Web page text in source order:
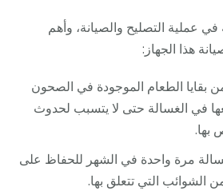
عملية التصليح والصيانة، وأهم
هذا الجهاز:
بقايا الطعام الموجودة في الصحون
في الغسالة حتى لا يتسبب لحدوث
بها.
مرة واحدة في الشهر للحفاظ على
الشوائب التي تتعلق بها.